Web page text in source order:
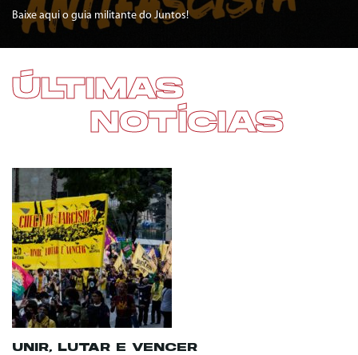
Baixe aqui o guia militante do Juntos!
ÚLTIMAS
NOTÍCIAS
UNIR, LUTAR E VENCER